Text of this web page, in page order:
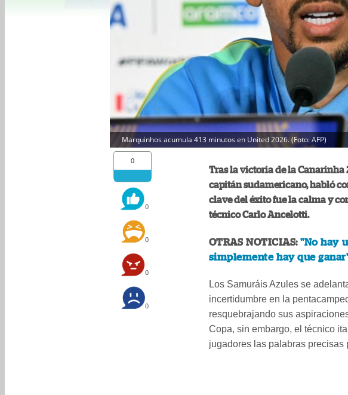
Marquinhos acumula 413 minutos en United 2026. (Foto: AFP)
0
0
0
0
0
Tras la victoria de la Canarinha
capitán sudamericano, habló
clave del éxito fue la calma y
técnico Carlo Ancelotti.
OTRAS NOTICIAS:"No hay
simplemente hay que
Los Samuráis Azules se
incertidumbre en la
resquebrajando sus
Copa, sin embargo, el técnico
jugadores las palabras precisas